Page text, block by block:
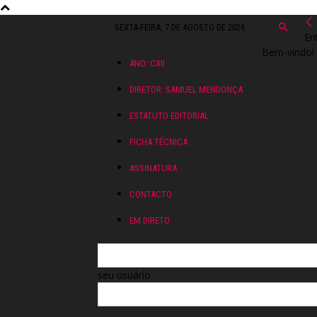
SEXTA-FEIRA, 7 DE AGOSTO DE 2026
ANO: CXII
DIRETOR: SAMUEL MENDONÇA
ESTATUTO EDITORIAL
FICHA TÉCNICA
ASSINATURA
CONTACTO
EM DIRETO
Bem-
seu usuário